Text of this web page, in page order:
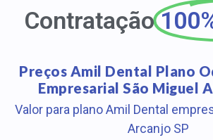
Contratação
Preços Amil Dental Plano
Empresarial São Miguel
Valor para plano Amil Dental
Arcanjo SP